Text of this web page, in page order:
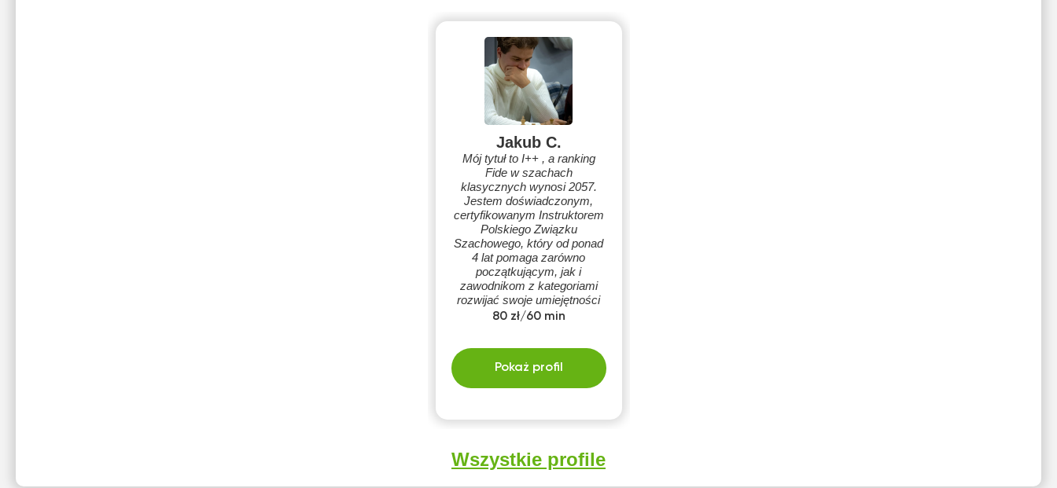
Jakub C.
Mój tytuł to I++ , a ranking
Fide w szachach
klasycznych wynosi 2057.
Jestem doświadczonym,
certyfikowanym Instruktorem
Polskiego Związku
Szachowego, który od ponad
4 lat pomaga zarówno
początkującym, jak i
zawodnikom z kategoriami
rozwijać swoje umiejętności
szachowe.
80 zł/60 min
Pokaż profil
Wszystkie profile